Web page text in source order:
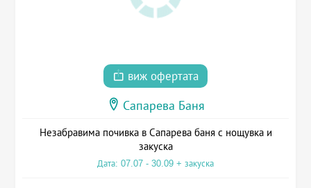
виж офертата
Сапарева Баня
Незабравима почивка в Сапарева баня с нощувка и
закуска
Дата: 07.07 - 30.09 + закуска